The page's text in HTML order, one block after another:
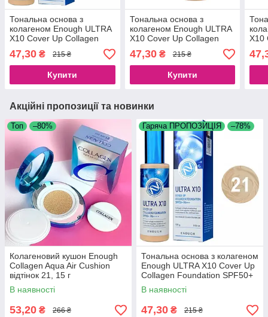
Тональна основа з
колагеном Enough ULTRA
X10 Cover Up Collagen
Foundation SPF50+ PA+++
No13 (100 g)
47,30 ₴ 215 ₴
Купити
Тональна основа з
колагеном Enough ULTRA
X10 Cover Up Collagen
Foundation SPF50+ PA+++
No21 (100 g)
47,30₴ 215 ₴
Купити
X10
Акційні пропозиції та новинки
Топ –80%
Колагеновий кушон Enough
Collagen Aqua Air Cushion
відтінок 21, 15 г
В наявності
53,20 ₴ 266 ₴
Гаряча ПРОПОЗИЦІЯ –78%
Тональна основа з колагеном
Enough ULTRA X10 Cover Up
Collagen Foundation SPF50+
PA+++ No21 (100 g)
В наявності
47,30 ₴ 215 ₴